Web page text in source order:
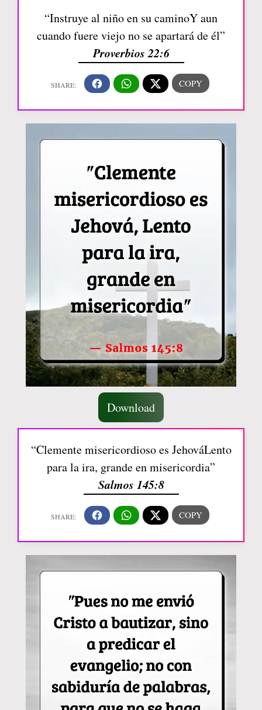
“Instruye al niño en su caminoY aun
cuando fuere viejo no se apartará de él”
Proverbios 22:6
Download
“Clemente misericordioso es JehováLento
para la ira, grande en misericordia”
Salmos 145:8